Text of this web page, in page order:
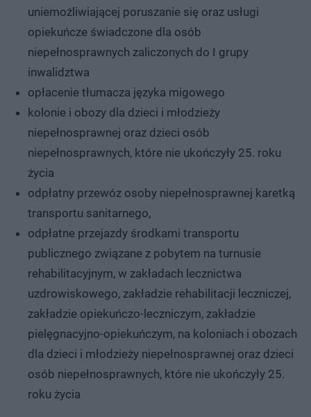
uniemożliwiającej poruszanie się oraz usługi
opiekuńcze świadczone dla osób
niepełnosprawnych zaliczonych do I grupy
inwalidztwa
opłacenie tłumacza języka migowego
kolonie i obozy dla dzieci i młodzieży
niepełnosprawnej oraz dzieci osób
niepełnosprawnych, które nie ukończyły 25. roku
życia
odpłatny przewóz osoby niepełnosprawnej karetką
transportu sanitarnego,
odpłatne przejazdy środkami transportu
publicznego związane z pobytem na turnusie
rehabilitacyjnym, w zakładach lecznictwa
uzdrowiskowego, zakładzie rehabilitacji leczniczej,
zakładzie opiekuńczo-leczniczym, zakładzie
pielęgnacyjno-opiekuńczym, na koloniach i obozach
dla dzieci i młodzieży niepełnosprawnej oraz dzieci
osób niepełnosprawnych, które nie ukończyły 25.
roku życia